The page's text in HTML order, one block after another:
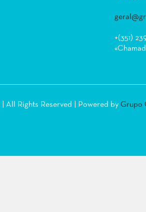
+(351)
| All Rights Reserved | Powered by Grupo